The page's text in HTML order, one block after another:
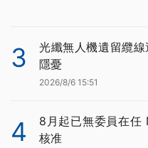
3
光纖無人機遺留纜
隱憂
2026/8/6 15:51
4
8月起已無委員在任
核准